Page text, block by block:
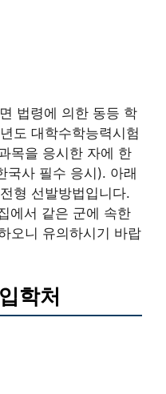
법령에 의한 동등 학
도 대학수학능력시험
목을 응시한 자에 한
국사 필수 응시). 아래
형 선발방법입니다.
에서 같은 군에 속한
오니 유의하시기 바랍
학처